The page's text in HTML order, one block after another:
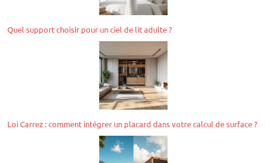
Quel support choisir pour un ciel de lit adulte ?
Loi Carrez : comment intégrer un placard dans votre calcul de surface ?